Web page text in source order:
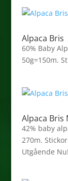
Alpaca Bris
60% Baby
50g=150m.
Alpaca Bris
42% baby
270m.
Utgående